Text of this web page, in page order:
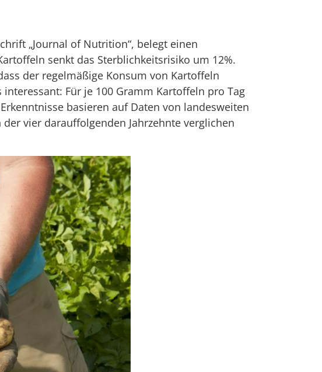
„Journal of Nutrition“, belegt einen
senkt das Sterblichkeitsrisiko um 12%.
der regelmäßige Konsum von Kartoffeln
Für je 100 Gramm Kartoffeln pro Tag
basieren auf Daten von landesweiten
vier darauffolgenden Jahrzehnte verglichen